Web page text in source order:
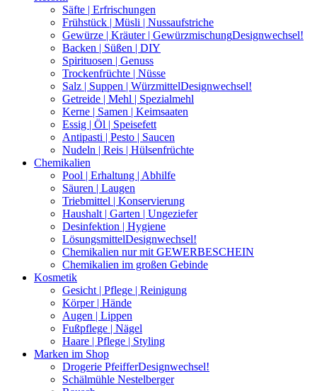
Säfte | Erfrischungen
Frühstück | Müsli | Nussaufstriche
Gewürze | Kräuter | GewürzmischungDesignwechsel!
Backen | Süßen | DIY
Spirituosen | Genuss
Trockenfrüchte | Nüsse
Salz | Suppen | WürzmittelDesignwechsel!
Getreide | Mehl | Spezialmehl
Kerne | Samen | Keimsaaten
Essig | Öl | Speisefett
Antipasti | Pesto | Saucen
Nudeln | Reis | Hülsenfrüchte
Chemikalien
Pool | Erhaltung | Abhilfe
Säuren | Laugen
Triebmittel | Konservierung
Haushalt | Garten | Ungeziefer
Desinfektion | Hygiene
LösungsmittelDesignwechsel!
Chemikalien nur mit GEWERBESCHEIN
Chemikalien im großen Gebinde
Kosmetik
Gesicht | Pflege | Reinigung
Körper | Hände
Augen | Lippen
Fußpflege | Nägel
Haare | Pflege | Styling
Marken im Shop
Drogerie PfeifferDesignwechsel!
Schälmühle Nestelberger